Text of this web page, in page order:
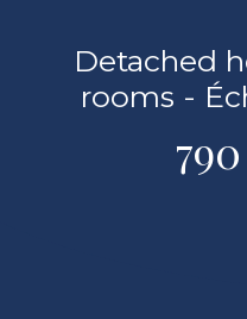
Detached
rooms -